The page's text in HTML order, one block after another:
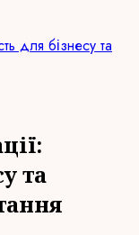
для бізнесу та
та